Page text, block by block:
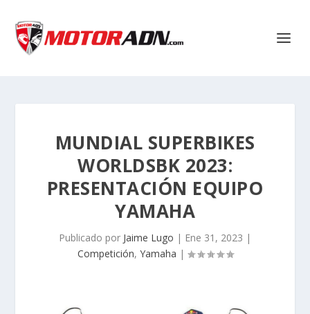
MUNDIAL SUPERBIKES
WORLDSBK 2023:
PRESENTACIÓN EQUIPO
YAMAHA
Publicado por Jaime Lugo | Ene 31, 2023 |
Competición, Yamaha |